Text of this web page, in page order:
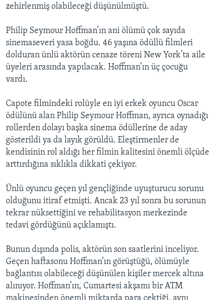
zehirlenmiş olabileceği düşünülmüştü.
Philip Seymour Hoffman’ın ani ölümü çok sayıda
sinemaseveri yasa boğdu. 46 yaşına ödüllü filmleri
dolduran ünlü aktörün cenaze töreni New York’ta aile
üyeleri arasında yapılacak. Hoffman’ın üç çocuğu
vardı.
Capote filmindeki rolüyle en iyi erkek oyuncu Oscar
ödülünü alan Philip Seymour Hoffman, ayrıca oynadığı
rollerden dolayı başka sinema ödüllerine de aday
gösterildi ya da layık görüldü. Eleştirmenler de
kendisinin rol aldığı her filmin kalitesini önemli ölçüde
arttırdığına sıklıkla dikkati çekiyor.
Ünlü oyuncu geçen yıl gençliğinde uyuşturucu sorunu
olduğunu itiraf etmişti. Ancak 23 yıl sonra bu sorunun
tekrar nüksettiğini ve rehabilitasyon merkezinde
tedavi gördüğünü açıklamıştı.
Bunun dışında polis, aktörün son saatlerini inceliyor.
Geçen haftasonu Hoffman’ın görüştüğü, ölümüyle
bağlantısı olabileceği düşünülen kişiler mercek altına
alınıyor. Hoffman’ın, Cumartesi akşamı bir ATM